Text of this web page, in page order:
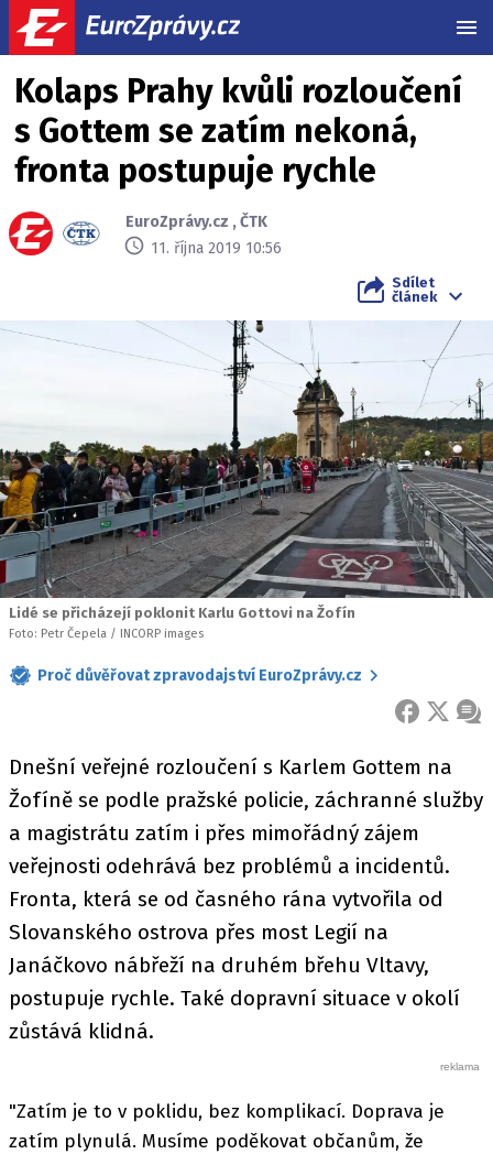
Kolaps Prahy kvůli rozloučení
s Gottem se zatím nekoná,
fronta postupuje rychle
EuroZprávy.cz ,ČTK
11. října 2019 10:56
Sdílet
článek
Lidé se přicházejí poklonit Karlu Gottovi na Žofín
Foto: Petr Čepela / INCORP images
Proč důvěřovat zpravodajství EuroZprávy.cz
FACEBOOK
X
Dnešní veřejné rozloučení s Karlem Gottem na
Žofíně se podle pražské policie, záchranné služby
a magistrátu zatím i přes mimořádný zájem
veřejnosti odehrává bez problémů a incidentů.
Fronta, která se od časného rána vytvořila od
Slovanského ostrova přes most Legií na
Janáčkovo nábřeží na druhém břehu Vltavy,
postupuje rychle. Také dopravní situace v okolí
zůstává klidná.
"Zatím je to v poklidu, bez komplikací. Doprava je
zatím plynulá. Musíme poděkovat občanům, že